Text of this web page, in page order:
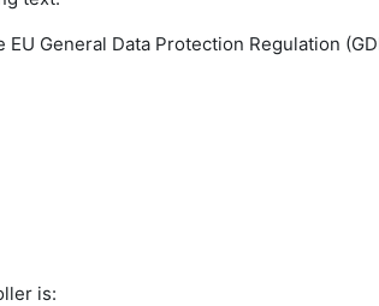
General Data Protection Regulation
is: